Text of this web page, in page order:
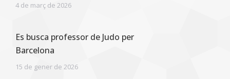
4 de març de 2026
Es busca professor de Judo per
Barcelona
15 de gener de 2026